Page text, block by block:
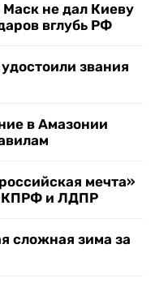
не дал Киеву
вглубь РФ
звания
в Амазонии
мечта»
КПРФ и ЛДПР
сложная зима за